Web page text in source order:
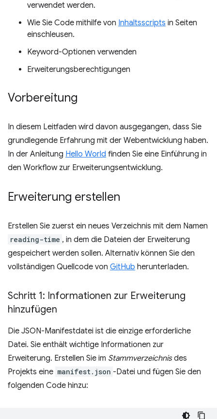
verwendet werden.
Wie Sie Code mithilfe von Inhaltsscripts in Seiten
einschleusen.
Keyword-Optionen verwenden
Erweiterungsberechtigungen
Vorbereitung
In diesem Leitfaden wird davon ausgegangen, dass Sie
grundlegende Erfahrung mit der Webentwicklung haben.
In der Anleitung Hello World finden Sie eine Einführung in
den Workflow zur Erweiterungsentwicklung.
Erweiterung erstellen
Erstellen Sie zuerst ein neues Verzeichnis mit dem Namen
reading-time , in dem die Dateien der Erweiterung
gespeichert werden sollen. Alternativ können Sie den
vollständigen Quellcode von GitHub herunterladen.
Schritt 1: Informationen zur Erweiterung
hinzufügen
Die JSON-Manifestdatei ist die einzige erforderliche
Datei. Sie enthält wichtige Informationen zur
Erweiterung. Erstellen Sie im Stammverzeichnisdes
Projekts eine manifest.json -Datei und fügen Sie den
folgenden Code hinzu: